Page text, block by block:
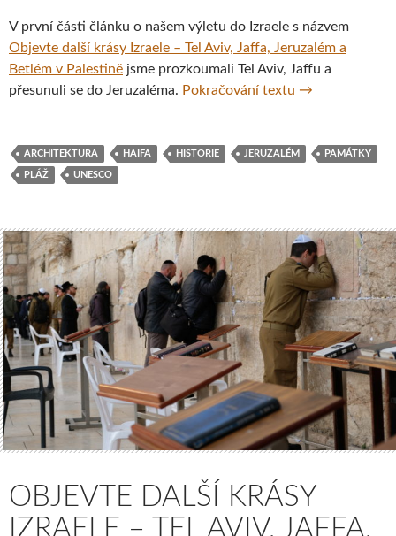
V první části článku o našem výletu do Izraele s názvem
Objevte další krásy Izraele – Tel Aviv, Jaffa, Jeruzalém a
Betlém v Palestině jsme prozkoumali Tel Aviv, Jaffu a
přesunuli se do Jeruzaléma. Pokračování textu Trip do Svaté
→
ARCHITEKTURA HAIFA HISTORIE JERUZALÉM PAMÁTKY
PLÁŽ UNESCO
OBJEVTE DALŠÍ KRÁSY
IZRAELE – TEL AVIV, JAFFA,